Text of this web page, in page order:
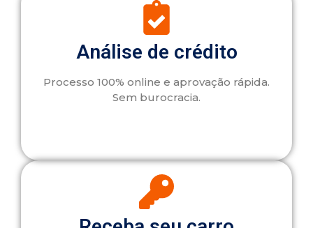
Análise de crédito
Processo 100% online e aprovação rápida.
Sem burocracia.